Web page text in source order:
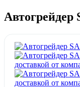
Автогрейдер